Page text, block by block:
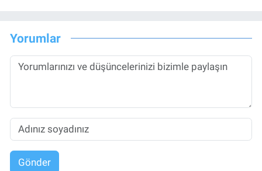
Yorumlar
Gönder